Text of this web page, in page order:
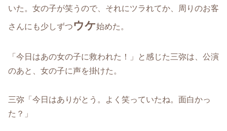
いた。女の子が笑うので、それにツラれてか、周りのお客
さんにも少しずつウケ始めた。
「今日はあの女の子に救われた！」と感じた三弥は、公演
のあと、女の子に声を掛けた。
三弥「今日はありがとう。よく笑っていたね。面白かっ
た？」